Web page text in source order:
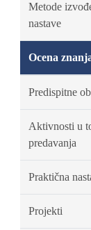
Metode
nastave
Ocena
Predispitne
Aktivnosti u
predavanja
Praktična
Projekti